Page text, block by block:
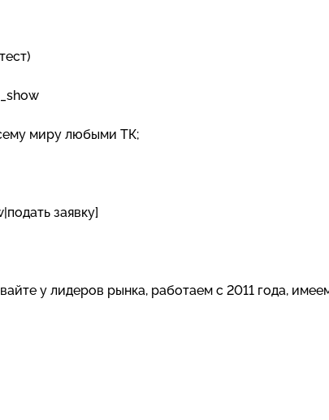
миру любыми ТК;
заявку]
у лидеров рынка, работаем с 2011 года,